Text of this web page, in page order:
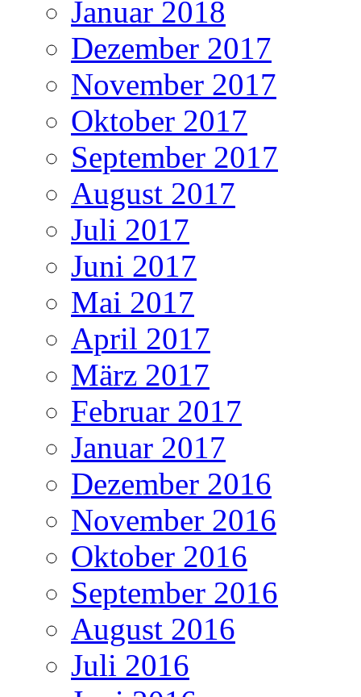
Januar 2018
Dezember 2017
November 2017
Oktober 2017
September 2017
August 2017
Juli 2017
Juni 2017
Mai 2017
April 2017
März 2017
Februar 2017
Januar 2017
Dezember 2016
November 2016
Oktober 2016
September 2016
August 2016
Juli 2016